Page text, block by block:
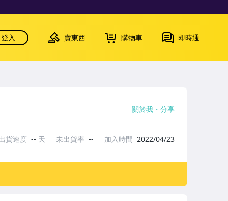
登入 賣東西 購物車 即時通
關於我 分享
貨速度 -- 天 未出貨率 -- 加入時間 2022/04/23